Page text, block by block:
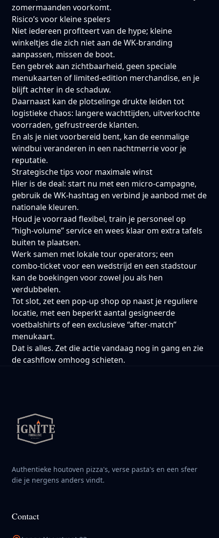
zomermaanden voorkomt.
Risico’s voor kleine spelers
Niet iedereen profiteert van de hype; kleine
winkeltjes die zich niet aan de WK‑branding
aanpassen, missen de boot.
Een gebrek aan zichtbaarheid, geen speciale
menukaarten of limited‑edition merchandise, en je
blijft achter in de schaduw.
Daarnaast kan de plotselinge drukte leiden tot
logistieke chaos: langere wachttijden, uitverkochte
voorraden, gefrustreerde klanten.
En als je niet voorbereid bent, kan de eenmalige
windbui veranderen in een nachtmerrie voor je
reputatie.
Strategische tips voor maximale winst
Hier is de deal: start nu met een micro‑campagne,
gebruik de WK‑hashtag en verbind je aanbod met de
nationale kleuren.
Houd je voorraad flexibel, train je personeel op
“high‑volume” service en wees klaar om extra tafels
buiten te plaatsen.
Werk samen met lokale tour operators; een
combo‑ticket voor een wedstrijd en een stadstour
kan de boekingen voor zowel jou als hen
verdubbelen.
Tot slot, zet een pop‑up shop op naast je reguliere
locatie, met een beperkt aantal gesigneerde
voetbalshirts of een exclusieve “after‑match”
menukaart.
Dat is alles. Zet die actie vandaag nog in gang en zie
de cashflow omhoog schieten.
Authentieke houtoven pizza's, verse pasta's en een sfeer
die je nergens anders vindt.
Contact